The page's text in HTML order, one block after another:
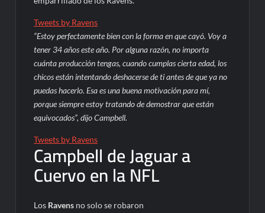
Tweets by Ravens
“Estoy perfectamente bien con la forma en que cayó. Voy a
tener 34 años este año. Por alguna razón, no importa
cuánta producción tengas, cuando cumplas cierta edad, los
chicos están intentando deshacerse de ti antes de que ya no
puedas hacerlo. Esa es una buena motivación para mí,
porque siempre estoy tratando de demostrar que están
equivocados”, dijo Campbell.
Tweets by Ravens
Campbell de Jaguar a
Cuervo en la NFL
Los Ravens no solo se robaron